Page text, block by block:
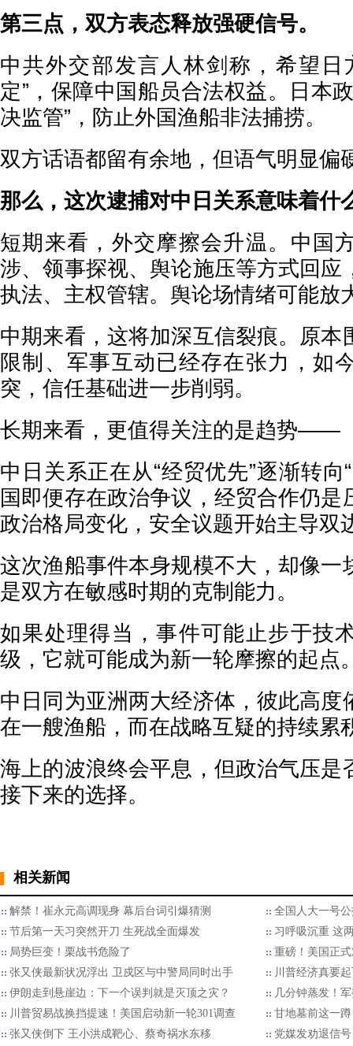
第三点，双方表态释放强硬信号。
中共外交部发言人林剑称，希望日
定”，保障中国船员合法权益。日本
决监管”，防止外国渔船非法捕捞。
双方话语都留有余地，但语气明显偏
那么，这次逮捕对中日关系意味着什
短期来看，外交摩擦会升温。中国
涉、领事探视、舆论施压等方式回应
执法、主权管辖。舆论场情绪可能放
中期来看，这将加深互信裂痕。原本
限制、军事互动已经存在张力，如
突，信任基础进一步削弱。
长期来看，更值得关注的是趋势——
中日关系正在从“经贸优先”逐渐转向
国即便存在政治争议，经贸合作仍是
政治格局变化，安全议题开始主导双
这次渔船事件本身规模不大，却像一
是双方在敏感时期的克制能力。
如果处理得当，事件可能止步于技
级，它就可能成为新一轮摩擦的起点
中日同为亚洲两大经济体，彼此高度
在一艘渔船，而在战略互疑的持续累
海上的波浪终会平息，但政治气压是
接下来的选择。
相关新闻
解禁！崔永元高调现身 幕后台词引爆猜测
全国人大一号
节后第一天习突然开刀 生死战全面爆发
习呼吸沉重 这
局势巨变！栗战书危险了
重磅！美国正
张又侠最新状况浮出 卫戍区与中警局同时出手
川普经济真要
伊朗走到悬崖边：下一个误判就是灭顶之灾？
几分钟蒸发！
川普贸易战换挡提速！美国启动新一轮301调查
甘地墓前这一
张又侠倒下 王小洪成靶心、蔡奇祸水东移
党媒发劝退信